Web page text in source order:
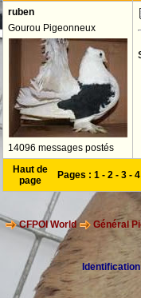
ruben
Gourou Pigeonneux
14096 messages postés
Haut de
page
Pages : 1 - 2 - 3 - 4
CFPOI World Général